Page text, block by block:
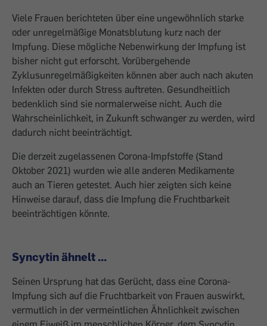
Viele Frauen berichteten über eine ungewöhnlich starke
oder unregelmäßige Monatsblutung kurz nach der
Impfung. Diese mögliche Nebenwirkung der Impfung ist
bisher nicht gut erforscht. Vorübergehende
Zyklusunregelmäßigkeiten können aber auch nach akuten
Infekten oder durch Stress auftreten. Gesundheitlich
bedenklich sind sie normalerweise nicht. Auch die
Wahrscheinlichkeit, in Zukunft schwanger zu werden, wird
dadurch nicht beeinträchtigt.
Die derzeit zugelassenen Corona-Impfstoffe (Stand
Oktober 2021) wurden wie alle anderen Medikamente
auch an Tieren getestet. Auch hier zeigten sich keine
Hinweise darauf, dass die Impfung die Fruchtbarkeit
beeinträchtigen könnte.
Syncytin ähnelt ...
Seinen Ursprung hat das Gerücht, dass eine Corona-
Impfung sich auf die Fruchtbarkeit von Frauen auswirkt,
vermutlich in der vermeintlichen Ähnlichkeit zwischen